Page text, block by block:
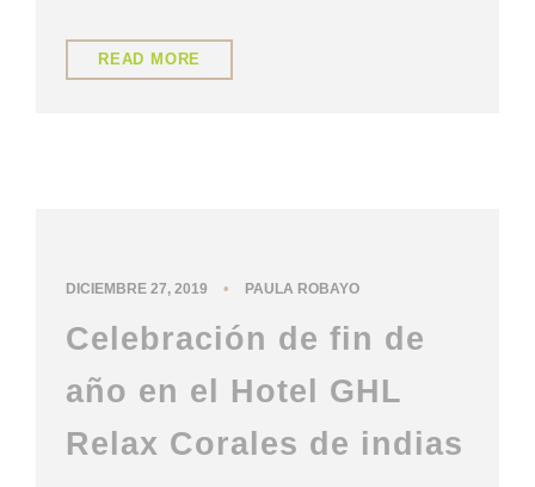
READ MORE
DICIEMBRE 27, 2019 • PAULA ROBAYO
Celebración de fin de
año en el Hotel GHL
Relax Corales de indias